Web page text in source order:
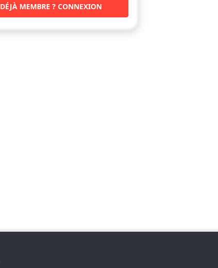
DÉJÀ MEMBRE ? CONNEXION